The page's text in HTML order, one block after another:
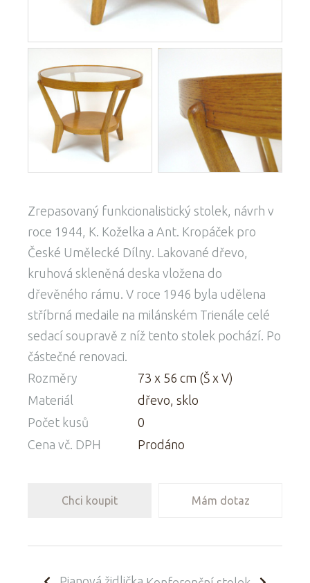
Zrepasovaný funkcionalistický stolek, návrh v
roce 1944, K. Koželka a Ant. Kropáček pro
České Umělecké Dílny. Lakované dřevo,
kruhová skleněná deska vložena do
dřevěného rámu. V roce 1946 byla udělena
stříbrná medaile na milánském Trienále celé
sedací soupravě z níž tento stolek pochází. Po
částečné renovaci.
Rozměry
73 x 56 cm (Š x V)
Materiál
dřevo, sklo
Počet kusů
0
Cena vč. DPH
Prodáno
Chci koupit Mám dotaz